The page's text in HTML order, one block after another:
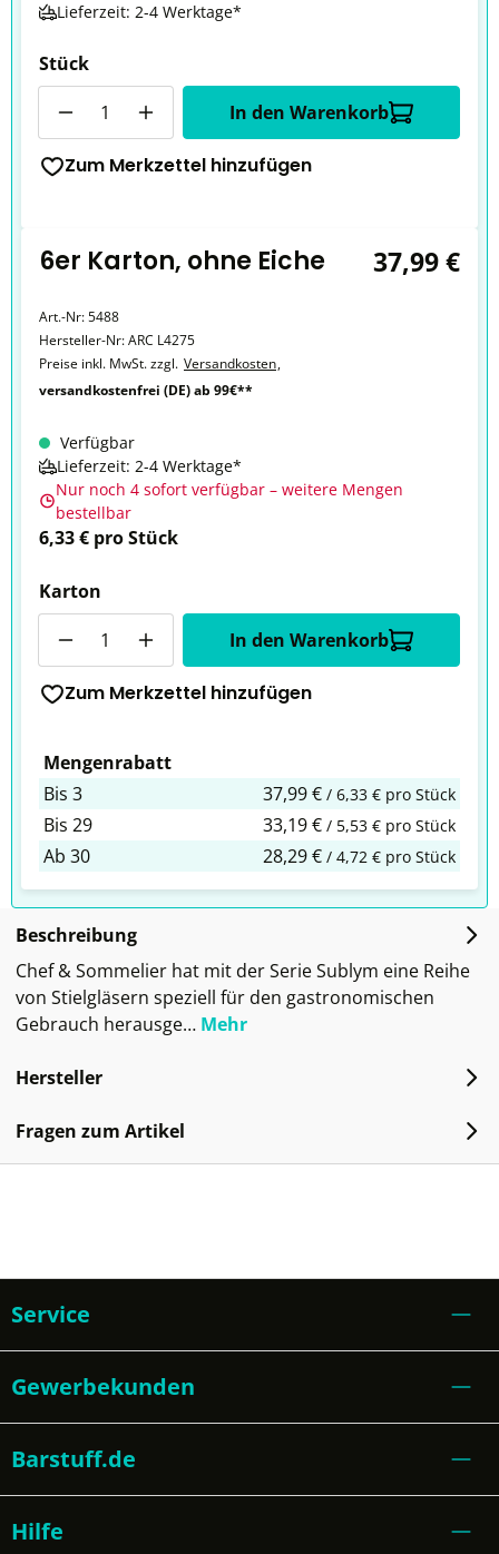
Lieferzeit: 2-4 Werktage*
Stück
In den Warenkorb
Zum Merkzettel hinzufügen
6er Karton, ohne Eiche 37,99 €
Art.-Nr:5488
Hersteller-Nr:ARC L4275
Preise inkl. MwSt. zzgl. Versandkosten,
versandkostenfrei (DE) ab 99€**
Verfügbar
Lieferzeit: 2-4 Werktage*
Nur noch 4 sofort verfügbar – weitere Mengen
bestellbar
6,33 € pro Stück
Karton
In den Warenkorb
Zum Merkzettel hinzufügen
Mengenrabatt
Bis 3 37,99 € / 6,33 € pro Stück
Bis 29 33,19 € / 5,53 € pro Stück
Ab 30 28,29 € / 4,72 € pro Stück
Beschreibung
Chef & Sommelier hat mit der Serie Sublym eine Reihe
von Stielgläsern speziell für den gastronomischen
Gebrauch herausge… Mehr
Hersteller
Fragen zum Artikel
Service
Gewerbekunden
Barstuff.de
Hilfe